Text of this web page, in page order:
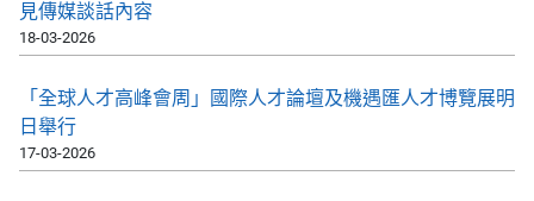
見傳媒談話內容
18-03-2026
「全球人才高峰會周」國際人才論壇及機遇匯人才博覽展明
日舉行
17-03-2026